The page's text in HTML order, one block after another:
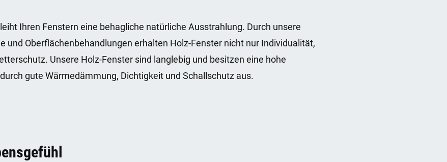
Ihren Fenstern eine behagliche natürliche Ausstrahlung. Durch unsere
und Oberflächenbehandlungen erhalten Holz-Fenster nicht nur Individualität,
Unsere Holz-Fenster sind langlebig und besitzen eine hohe
gute Wärmedämmung, Dichtigkeit und Schallschutz aus.